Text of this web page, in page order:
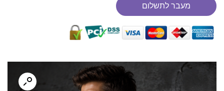
מעבר לתשלום